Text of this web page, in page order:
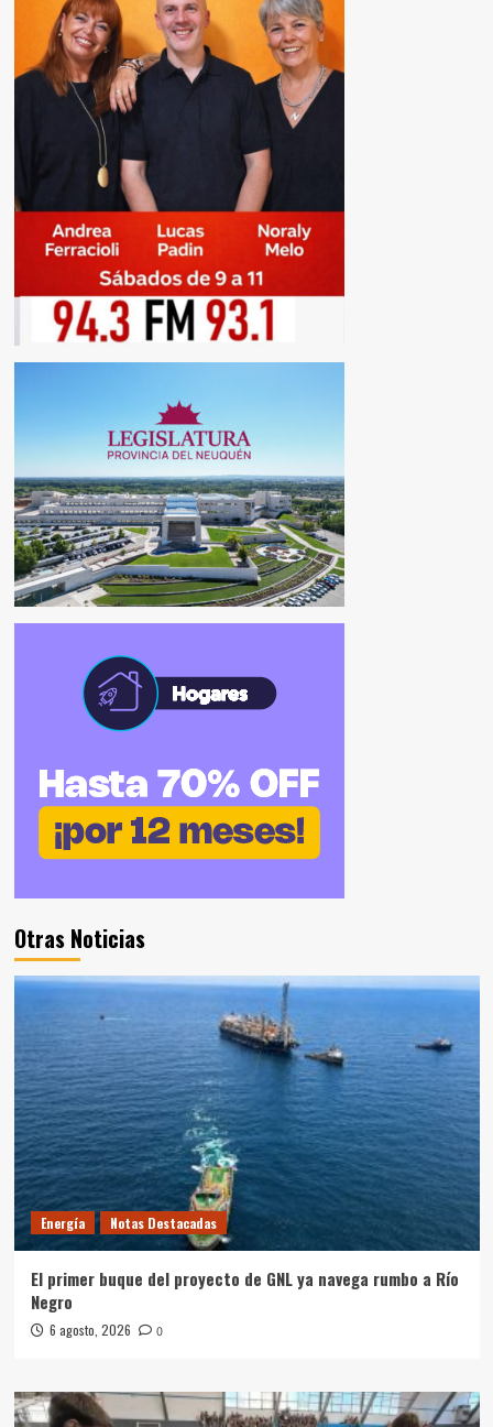
Otras Noticias
Energía Notas Destacadas
El primer buque del proyecto de GNL ya navega rumbo a Río
Negro
6 agosto, 2026 0